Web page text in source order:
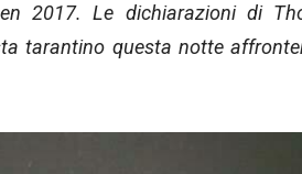
2017. Le dichiarazioni di
tarantino questa notte